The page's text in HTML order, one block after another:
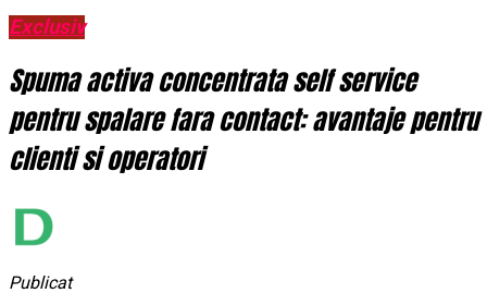
Exclusiv
Spuma activa concentrata self service
pentru spalare fara contact: avantaje pentru
clienti si operatori
Publicat